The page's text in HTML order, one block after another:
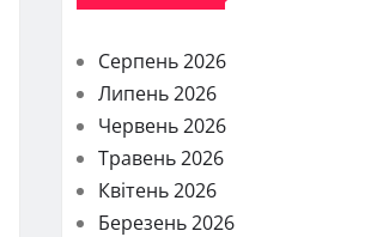
Серпень 2026
Липень 2026
Червень 2026
Травень 2026
Квітень 2026
Березень 2026